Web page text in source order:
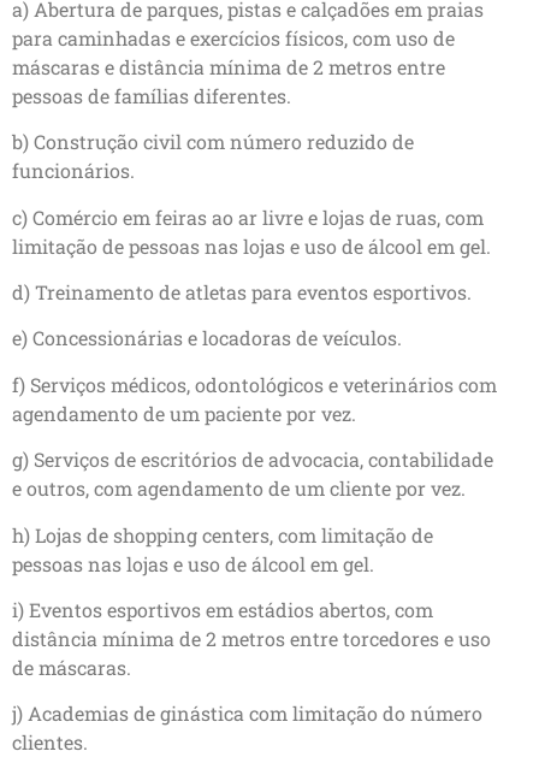
a) Abertura de parques, pistas e calçadões em praias
para caminhadas e exercícios físicos, com uso de
máscaras e distância mínima de 2 metros entre
pessoas de famílias diferentes.
b) Construção civil com número reduzido de
funcionários.
c) Comércio em feiras ao ar livre e lojas de ruas, com
limitação de pessoas nas lojas e uso de álcool em gel.
d) Treinamento de atletas para eventos esportivos.
e) Concessionárias e locadoras de veículos.
f) Serviços médicos, odontológicos e veterinários com
agendamento de um paciente por vez.
g) Serviços de escritórios de advocacia, contabilidade
e outros, com agendamento de um cliente por vez.
h) Lojas de shopping centers, com limitação de
pessoas nas lojas e uso de álcool em gel.
i) Eventos esportivos em estádios abertos, com
distância mínima de 2 metros entre torcedores e uso
de máscaras.
j) Academias de ginástica com limitação do número
clientes.